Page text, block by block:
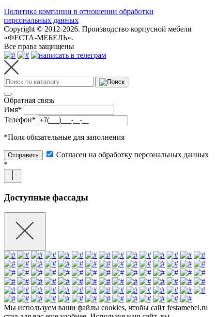
Политика компании в отношении обработки
персональных данных
Copyright © 2012-2026. Производство корпусной мебели
«ФЕСТА-МЕБЕЛЬ».
Все права защищены
Обратная связь
Имя*
Телефон*
*Поля обязательные для заполнения
Отправить
Согласен на обработку персональных данных
*
Доступные фассады
Мы используем ваши файлы cookies, чтобы сайт festamebel.ru